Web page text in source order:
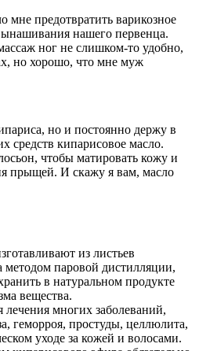
мне предотвратить варикозное
нашего первенца.
ног не слишком-то удобно,
но хорошо, что мне муж
но и постоянно держу в
средств кипарисовое масло.
чтобы матировать кожу и
прыщей. И скажу я вам, масло
из листьев
методом паровой дистилляции,
в натуральном продукте
вещества.
многих заболеваний,
геморроя, простуды, целлюлита,
уходе за кожей и волосами.